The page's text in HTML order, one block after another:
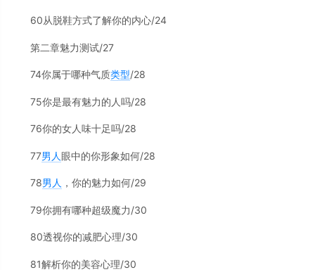
60从脱鞋方式了解你的内心/24
第二章魅力测试/27
74你属于哪种气质类型/28
75你是最有魅力的人吗/28
76你的女人味十足吗/28
77男人眼中的你形象如何/28
78男人 ，你的魅力如何/29
79你拥有哪种超级魔力/30
80透视你的减肥心理/30
81解析你的美容心理/30